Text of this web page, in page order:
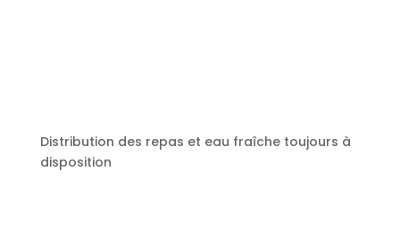
Distribution des repas et eau fraîche toujours à
disposition